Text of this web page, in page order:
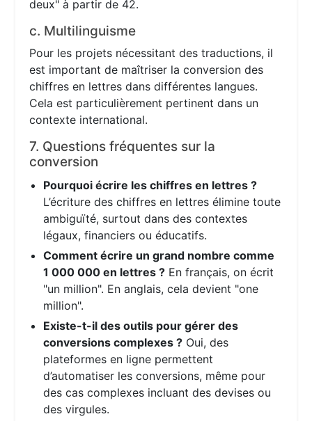
deux" à partir de 42.
c. Multilinguisme
Pour les projets nécessitant des traductions, il
est important de maîtriser la conversion des
chiffres en lettres dans différentes langues.
Cela est particulièrement pertinent dans un
contexte international.
7. Questions fréquentes sur la
conversion
Pourquoi écrire les chiffres en lettres ?
L’écriture des chiffres en lettres élimine toute
ambiguïté, surtout dans des contextes
légaux, financiers ou éducatifs.
Comment écrire un grand nombre comme
1 000 000 en lettres ? En français, on écrit
"un million". En anglais, cela devient "one
million".
Existe-t-il des outils pour gérer des
conversions complexes ? Oui, des
plateformes en ligne permettent
d’automatiser les conversions, même pour
des cas complexes incluant des devises ou
des virgules.